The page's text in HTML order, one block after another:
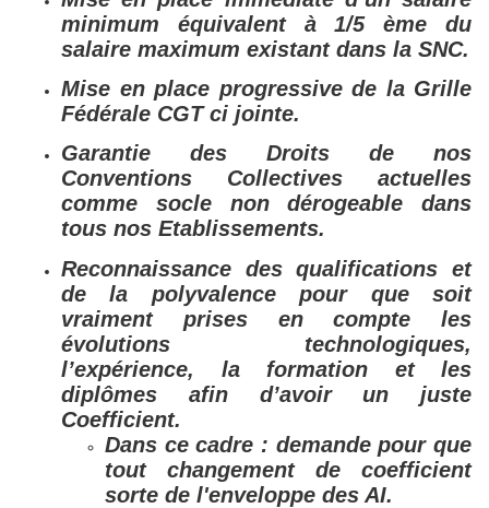
minimum équivalent à 1/5 ème du
salaire maximum existant dans la SNC.
Mise en place progressive de la Grille
Fédérale CGT ci jointe.
Garantie des Droits de nos
Conventions Collectives actuelles
comme socle non dérogeable dans
tous nos Etablissements.
Reconnaissance des qualifications et
de la polyvalence pour que soit
vraiment prises en compte les
évolutions technologiques,
l’expérience, la formation et les
diplômes afin d’avoir un juste
Coefficient.
Dans ce cadre : demande pour que
tout changement de coefficient
sorte de l'enveloppe des AI.